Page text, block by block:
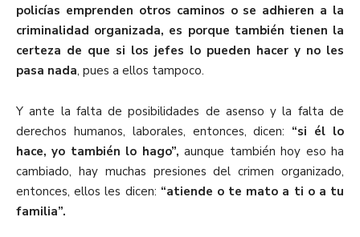
policías emprenden otros caminos o se adhieren a la
criminalidad organizada, es porque también tienen la
certeza de que si los jefes lo pueden hacer y no les
pasa nada, pues a ellos tampoco.
Y ante la falta de posibilidades de asenso y la falta de
derechos humanos, laborales, entonces, dicen: “si él lo
hace, yo también lo hago”, aunque también hoy eso ha
cambiado, hay muchas presiones del crimen organizado,
entonces, ellos les dicen: “atiende o te mato a ti o a tu
familia”.